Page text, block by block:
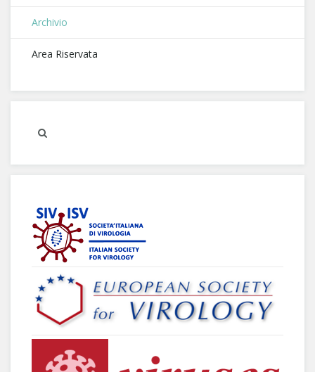
Archivio
Area Riservata